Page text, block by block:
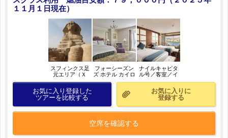
１１月１日現在）
スフィンクス足
元エリア（Ｘ
フォーシーズン
ズ ホテル カイロ
客室／イメージ
ナイルキャピタ
ル号／客室／イ
お気に入り登録した
ツアーを比較する
お気に入りに
登録する
空席を確認する